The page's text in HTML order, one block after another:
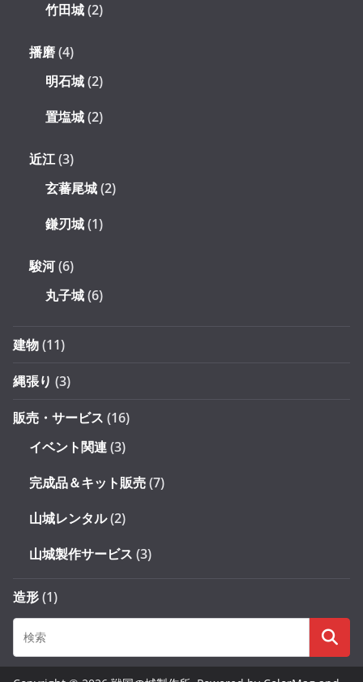
竹田城(2)
播磨(4)
明石城(2)
置塩城(2)
近江(3)
玄蕃尾城(2)
鎌刃城(1)
駿河(6)
丸子城(6)
建物(11)
縄張り (3)
販売・サービス (16)
イベント関連(3)
完成品＆キット販売(7)
山城レンタル(2)
山城製作サービス (3)
造形(1)